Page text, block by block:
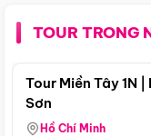
TOUR TRONG
Tour Miền Tây 1N
Sơn
Hồ Chí Minh